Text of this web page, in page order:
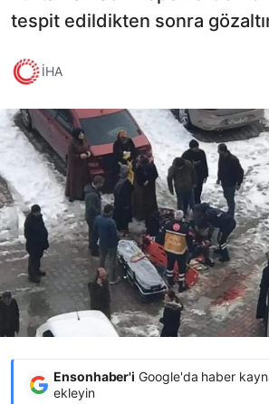
tespit edildikten sonra
İHA
Ensonhaber'i Google'da haber
ekleyin